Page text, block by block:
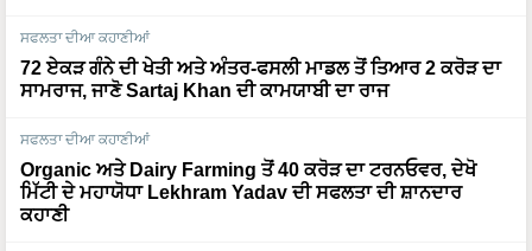
ਸਫਲਤਾ ਦੀਆ ਕਹਾਣੀਆਂ
72 ਏਕੜ ਗੰਨੇ ਦੀ ਖੇਤੀ ਅਤੇ ਅੰਤਰ-ਫਸਲੀ ਮਾਡਲ ਤੋਂ ਤਿਆਰ 2 ਕਰੋੜ ਦਾ
ਸਾਮਰਾਜ, ਜਾਣੋ Sartaj Khan ਦੀ ਕਾਮਯਾਬੀ ਦਾ ਰਾਜ
ਸਫਲਤਾ ਦੀਆ ਕਹਾਣੀਆਂ
Organic ਅਤੇ Dairy Farming ਤੋਂ 40 ਕਰੋੜ ਦਾ ਟਰਨਓਵਰ, ਦੇਖੋ
ਮਿੱਟੀ ਦੇ ਮਹਾਯੋਧਾ Lekhram Yadav ਦੀ ਸਫਲਤਾ ਦੀ ਸ਼ਾਨਦਾਰ
ਕਹਾਣੀ